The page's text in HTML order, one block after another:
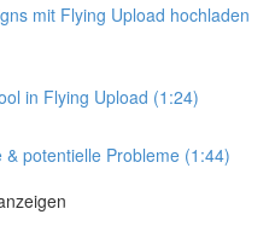
mit Flying Upload hochladen
in Flying Upload (1:24)
potentielle Probleme (1:44)